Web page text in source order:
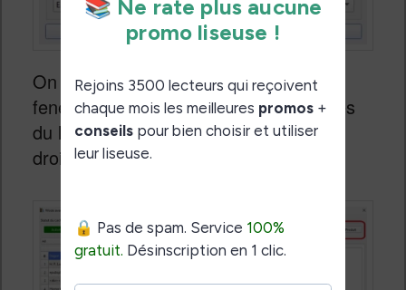
On arrive après devant une grande
fenêtre qui liste (à gauche) les chapitres
du livre et la traduction disponible (à
droite) pour chaque sous-partie.